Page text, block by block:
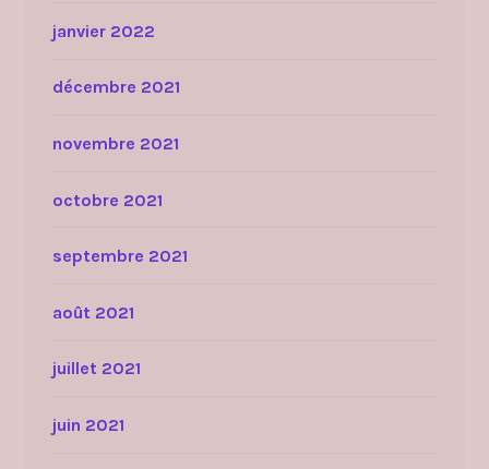
janvier 2022
décembre 2021
novembre 2021
octobre 2021
septembre 2021
août 2021
juillet 2021
juin 2021